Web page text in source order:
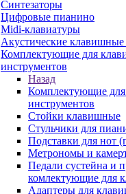
Синтезаторы
Цифровые пианино
Midi-клавиатуры
Акустические
Комплектующие для
инструментов
Назад
Комплектующие
инструментов
Стойки клавишные
Стульчики для
Подставки для нот
Метрономы и
Педали сустейна и
комлектующие для
Адаптеры для